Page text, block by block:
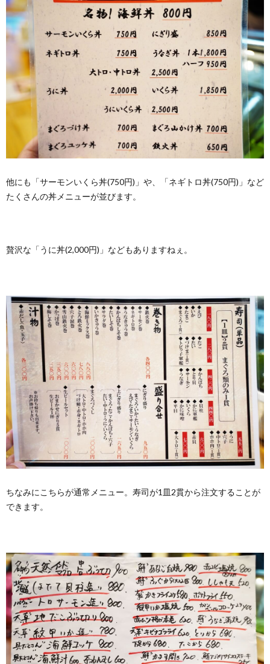
他にも「サーモンいくら丼(750円)」や、「ネギトロ丼(750円)」など
たくさんの丼メニューが並びます。
贅沢な「うに丼(2,000円)」などもありますねぇ。
ちなみにこちらが通常メニュー。寿司が1皿2貫から注文することが
できます。